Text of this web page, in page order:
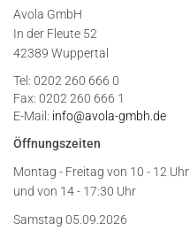
Avola GmbH
In der Fleute 52
42389 Wuppertal
Tel: 0202 260 666 0
Fax: 0202 260 666 1
E-Mail: info@avola-gmbh.de
Öffnungszeiten
Montag - Freitag von 10 - 12 Uhr
und von 14 - 17:30 Uhr
Samstag 05.09.2026